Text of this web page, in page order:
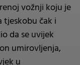
vožnji koju je
tjeskobu čak i
da se uvijek
umirovljenja,